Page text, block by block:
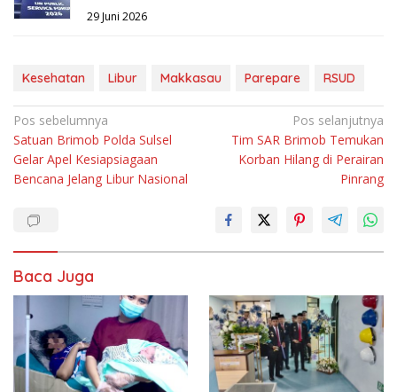
29 Juni 2026
Kesehatan Libur Makkasau Parepare RSUD
Navigasi
pos
Pos sebelumnya
Satuan Brimob Polda Sulsel
Gelar Apel Kesiapsiagaan
Bencana Jelang Libur Nasional
Pos selanjutnya
Tim SAR Brimob Temukan
Korban Hilang di Perairan
Pinrang
Baca Juga